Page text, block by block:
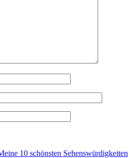
10 schönsten Sehenswürdigkeiten